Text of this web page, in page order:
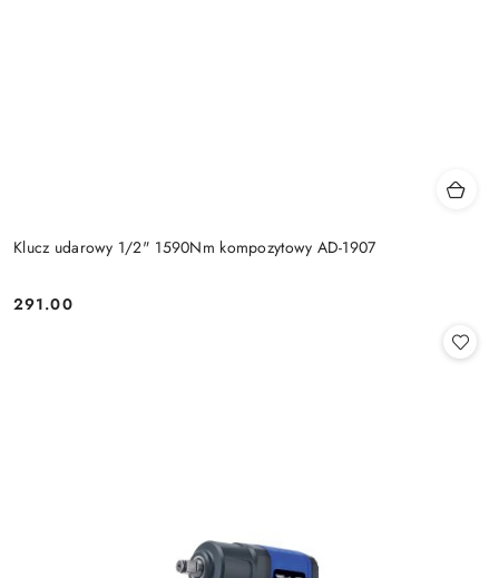
Klucz udarowy 1/2" 1590Nm kompozytowy AD-1907
Cena:
291.00